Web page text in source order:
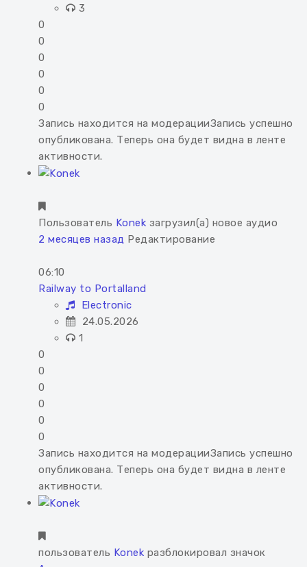
3
0
0
0
0
0
0
Запись находится на модерацииЗапись успешно
опубликована. Теперь она будет видна в ленте
активности.
Пользователь Konek загрузил(а) новое аудио
2 месяцев назад Редактирование
06:10
Railway to Portalland
Electronic
24.05.2026
1
0
0
0
0
0
0
Запись находится на модерацииЗапись успешно
опубликована. Теперь она будет видна в ленте
активности.
пользователь Konek разблокировал значок